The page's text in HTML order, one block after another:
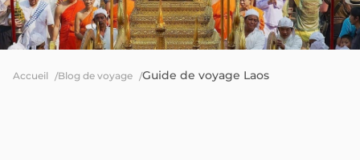
Accueil Blog de voyage Guide de voyage Laos